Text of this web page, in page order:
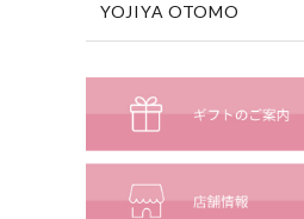
YOJIYA OTOMO